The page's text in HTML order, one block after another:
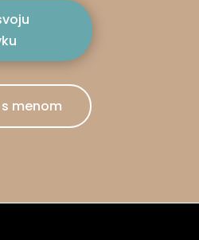
menom